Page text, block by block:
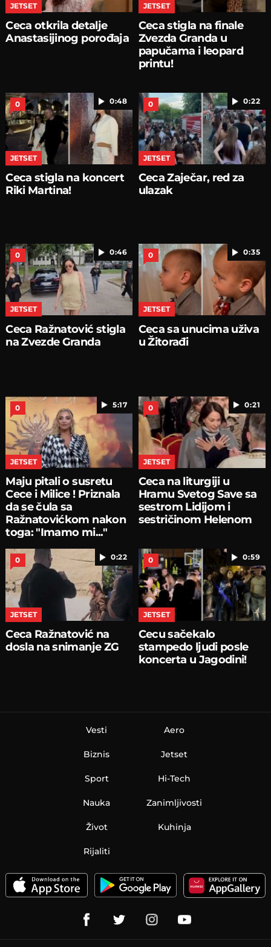
JETSET
Ceca otkrila detalje
Anastasijinog porođaja
JETSET
Ceca stigla na finale
Zvezda Granda u
papučama i leopard
printu!
0:48
0
JETSET
Ceca stigla na koncert
Riki Martina!
0:22
0
JETSET
Ceca Zaječar, red za
ulazak
0:46
0
JETSET
Ceca Ražnatović stigla
na Zvezde Granda
0:35
0
JETSET
Ceca sa unucima uživa
u Žitorađi
5:17
0
JETSET
Maju pitali o susretu
Cece i Milice ! Priznala
da se čula sa
Ražnatovićkom nakon
toga: "Imamo mi..."
0:21
0
JETSET
Ceca na liturgiji u
Hramu Svetog Save sa
sestrom Lidijom i
sestričinom Helenom
0:22
0
JETSET
Ceca Ražnatović na
dosla na snimanje ZG
0:59
0
JETSET
Cecu sačekalo
stampedo ljudi posle
koncerta u Jagodini!
Vesti
Biznis
Sport
Nauka
Aero
Jetset
Hi-Tech
Zanimljivosti
Život Kuhinja
Rijaliti